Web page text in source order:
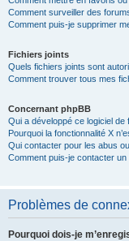
Comment surveiller des
Comment puis-je supprimer
Fichiers joints
Quels fichiers joints sont
Comment trouver tous mes
Concernant phpBB
Qui a développé ce logiciel de
Pourquoi la fonctionnalité X
Qui contacter pour les abus
Comment puis-je contacter
Problèmes de
Pourquoi dois-je